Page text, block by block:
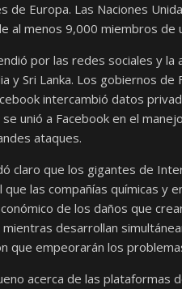
de Europa. Las Naciones
al menos 9,000 miembros de
por las redes sociales y la
y Sri Lanka. Los gobiernos
intercambió datos
unió a Facebook en el
ataques.
claro que los gigantes de
que las compañías químicas y
de los daños que
mientras desarrollan
que empeorarán los
acerca de las plataformas